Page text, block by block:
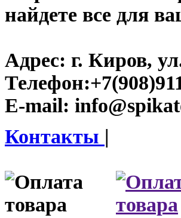
найдете все для
Адрес: г. Киров,
Телефон:
E-mail:
Контакты |